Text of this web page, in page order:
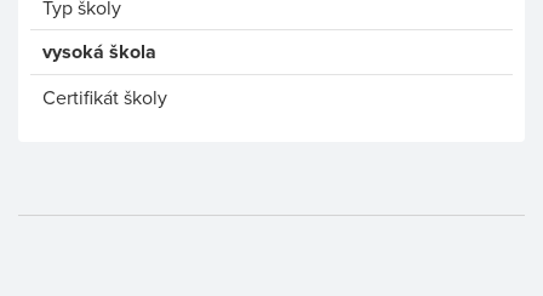
Typ školy
vysoká škola
Certifikát školy